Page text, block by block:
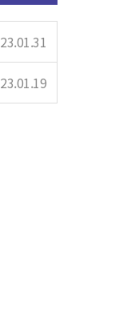
23.01.31
23.01.19